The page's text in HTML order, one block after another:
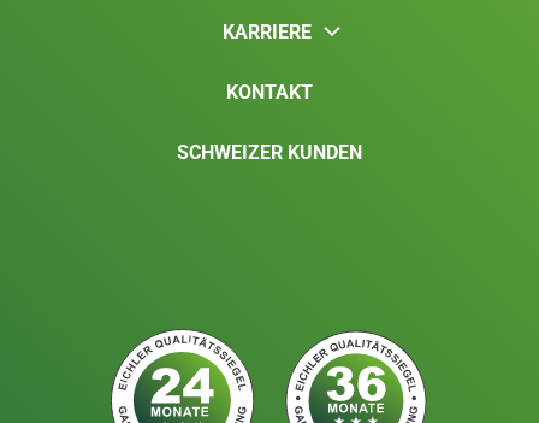
KARRIERE
KONTAKT
SCHWEIZER KUNDEN